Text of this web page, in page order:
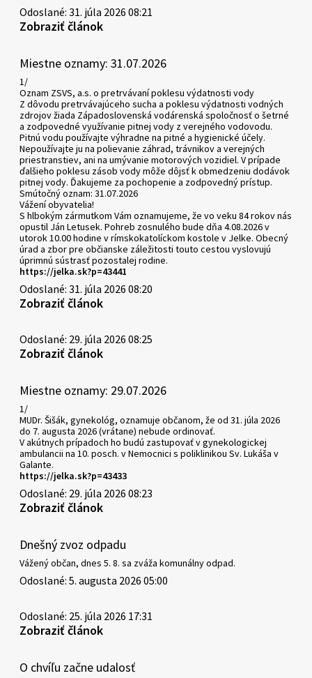
Odoslané: 31. júla 2026 08:21
Zobraziť článok
Miestne oznamy: 31.07.2026
1/
Oznam ZSVS, a.s. o pretrvávaní poklesu výdatnosti vody
Z dôvodu pretrvávajúceho sucha a poklesu výdatnosti vodných
zdrojov žiada Západoslovenská vodárenská spoločnosť o šetrné
a zodpovedné využívanie pitnej vody z verejného vodovodu.
Pitnú vodu používajte výhradne na pitné a hygienické účely.
Nepoužívajte ju na polievanie záhrad, trávnikov a verejných
priestranstiev, ani na umývanie motorových vozidiel. V prípade
ďalšieho poklesu zásob vody môže dôjsť k obmedzeniu dodávok
pitnej vody. Ďakujeme za pochopenie a zodpovedný prístup.
Smútočný oznam: 31.07.2026
Vážení obyvatelia!
S hlbokým zármutkom Vám oznamujeme, že vo veku 84 rokov nás
opustil Ján Letusek. Pohreb zosnulého bude dňa 4.08.2026 v
utorok 10.00 hodine v rímskokatolíckom kostole v Jelke. Obecný
úrad a zbor pre občianske záležitosti touto cestou vyslovujú
úprimnú sústrasť pozostalej rodine.
https://jelka.sk?p=43441
Odoslané: 31. júla 2026 08:20
Zobraziť článok
Odoslané: 29. júla 2026 08:25
Zobraziť článok
Miestne oznamy: 29.07.2026
1/
MUDr. Šišák, gynekológ, oznamuje občanom, že od 31. júla 2026
do 7. augusta 2026 (vrátane) nebude ordinovať.
V akútnych prípadoch ho budú zastupovať v gynekologickej
ambulancii na 10. posch. v Nemocnici s poliklinikou Sv. Lukáša v
Galante.
https://jelka.sk?p=43433
Odoslané: 29. júla 2026 08:23
Zobraziť článok
Dnešný zvoz odpadu
Vážený občan, dnes 5. 8. sa zváža komunálny odpad.
Odoslané: 5. augusta 2026 05:00
Odoslané: 25. júla 2026 17:31
Zobraziť článok
O chvíľu začne udalosť